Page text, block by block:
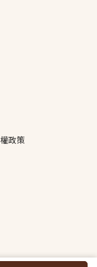
政策